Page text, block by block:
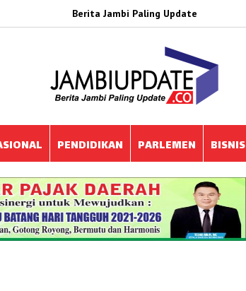
Berita Jambi Paling Update
PENDIDIKAN PARLEMEN BISNIS